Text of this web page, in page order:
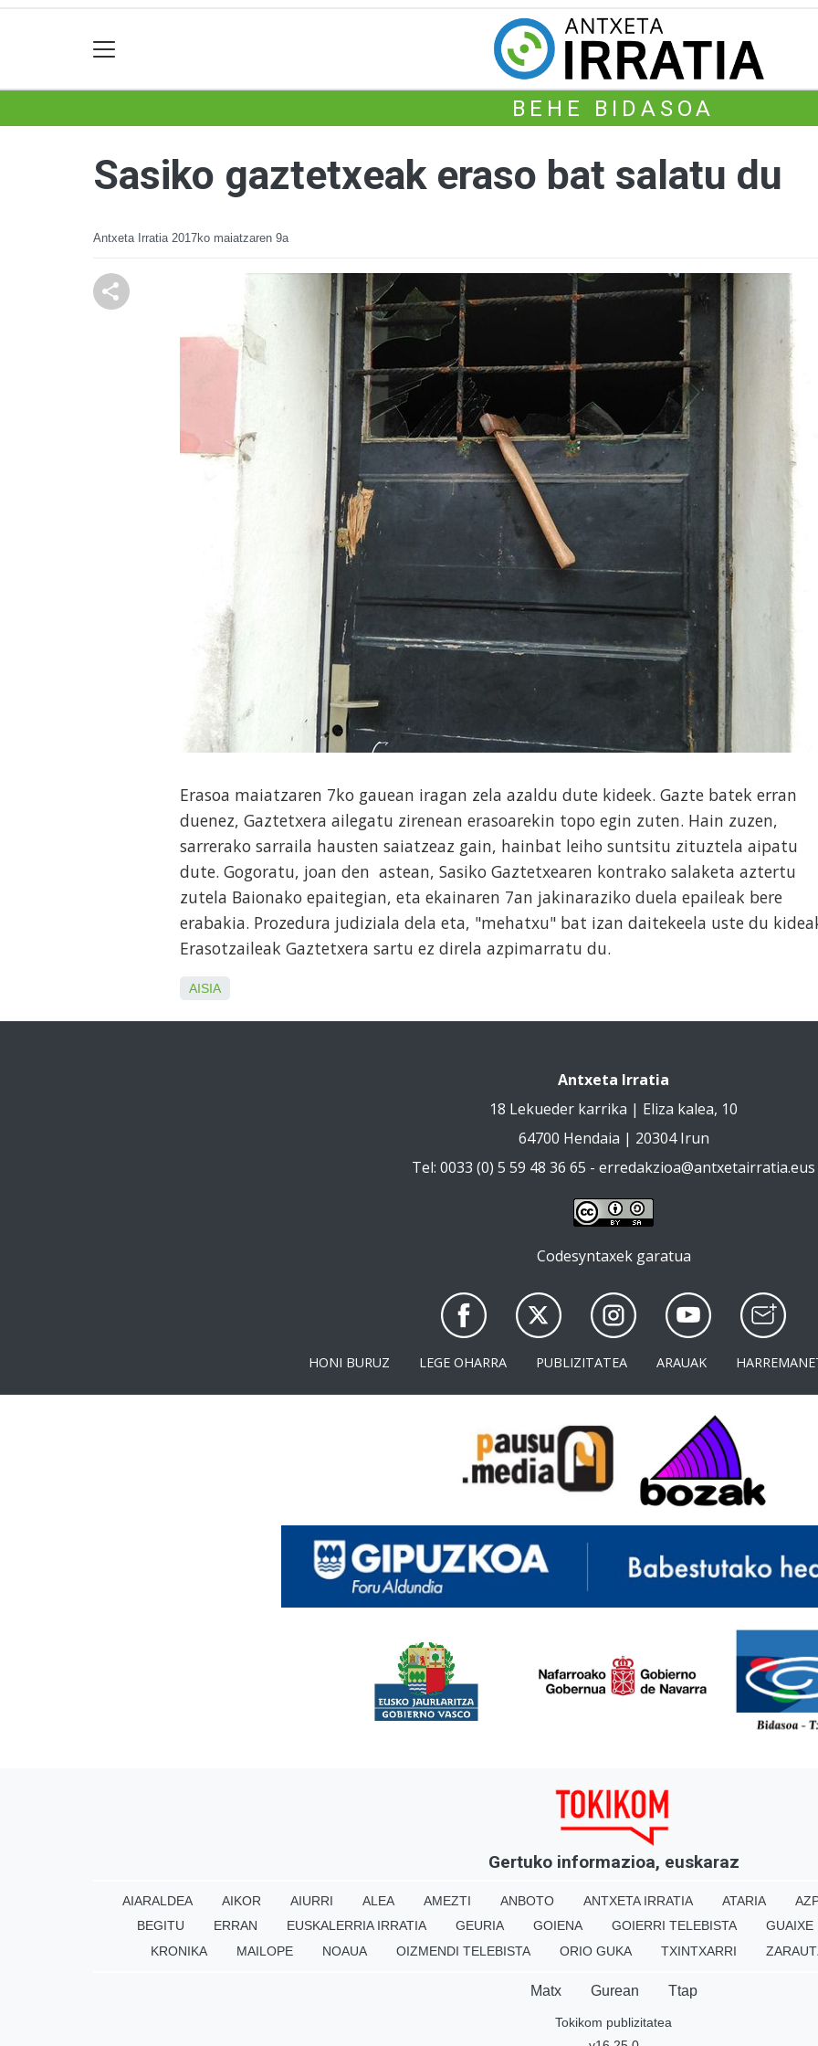
BEHE BIDASOA
Sasiko gaztetxeak eraso bat salatu du
Antxeta Irratia 2017ko maiatzaren 9a
Erasoa maiatzaren 7ko gauean iragan zela azaldu dute kideek. Gazte batek erran
duenez, Gaztetxera ailegatu zirenean erasoarekin topo egin zuten. Hain zuzen,
sarrerako sarraila hausten saiatzeaz gain, hainbat leiho suntsitu zituztela aipatu
dute. Gogoratu, joan den astean, Sasiko Gaztetxearen kontrako salaketa aztertu
zutela Baionako epaitegian, eta ekainaren 7an jakinaraziko duela epaileak bere
erabakia. Prozedura judiziala dela eta, "mehatxu" bat izan daitekeela uste du
Erasotzaileak Gaztetxera sartu ez direla azpimarratu du.
AISIA
Antxeta Irratia
18 Lekueder karrika | Eliza kalea, 10
64700 Hendaia | 20304 Irun
Tel: 0033 (0) 5 59 48 36 65 - erredakzioa@antxetairratia.eus
Codesyntaxek garatua
HONI BURUZ LEGE OHARRA PUBLIZITATEA ARAUAK
Gertuko informazioa, euskaraz
AIARALDEA AIKOR AIURRI ALEA AMEZTI ANBOTO ANTXETA IRRATIA ATARIA
BEGITU
ERRAN EUSKALERRIA IRRATIA GEURIA GOIENA GOIERRI TELEBISTA
GUAIXE
KRONIKA
MAILOPE NOAUA OIZMENDI TELEBISTA ORIO GUKA TXINTXARRI
Matx Gurean Ttap
Tokikom publizitatea